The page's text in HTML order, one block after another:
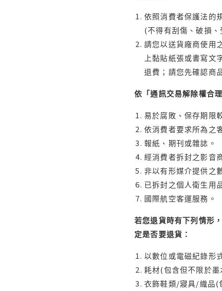
依照消費者保護法的
(不得有刮傷、破損
請您以送貨廠商使用
上黏貼紙張或書寫
退費；請您先確認商
依「通訊交易解除權合
易於腐敗、保存期限
依消費者要求所為之
報紙、期刊或雜誌。
經消費者拆封之影音
非以有形媒介提供之
已拆封之個人衛生用
國際航空客運服務。
若您退貨時有下列情形
定是否要退貨：
以數位或電磁紀錄形
耗材(包含但不限於
衣飾鞋類/寢具/織品(